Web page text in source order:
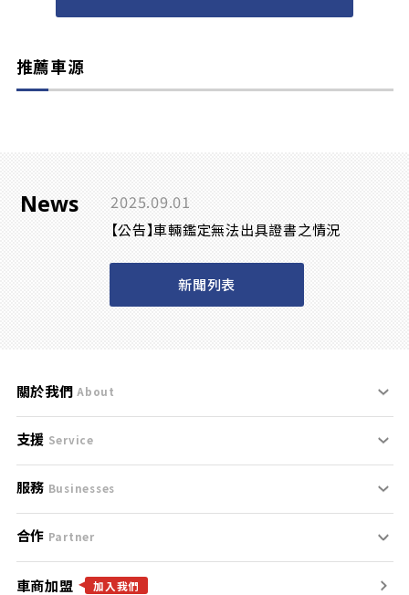
推薦車源
News 2025.09.01
【公告】車輛鑑定無法出具證書之情況
新聞列表
關於我們 About
刊登規範
服務條款
免責聲明
隱私權政策
支援 Service
支援中心
聯絡我們
服務 Businesses
什麼是Goo鑑定？
找好車
合作 Partner
合作夥伴
車商加盟 加入我們